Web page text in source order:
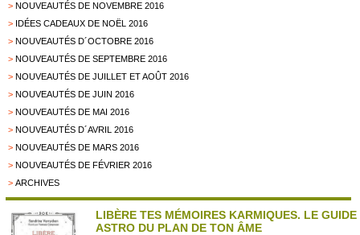
> NOUVEAUTÉS DE NOVEMBRE 2016
> IDÉES CADEAUX DE NOËL 2016
> NOUVEAUTÉS D´OCTOBRE 2016
> NOUVEAUTÉS DE SEPTEMBRE 2016
> NOUVEAUTÉS DE JUILLET ET AOÛT 2016
> NOUVEAUTÉS DE JUIN 2016
> NOUVEAUTÉS DE MAI 2016
> NOUVEAUTÉS D´AVRIL 2016
> NOUVEAUTÉS DE MARS 2016
> NOUVEAUTÉS DE FÉVRIER 2016
> ARCHIVES
LIBÈRE TES MÉMOIRES KARMIQUES. LE GUIDE
ASTRO DU PLAN DE TON ÂME